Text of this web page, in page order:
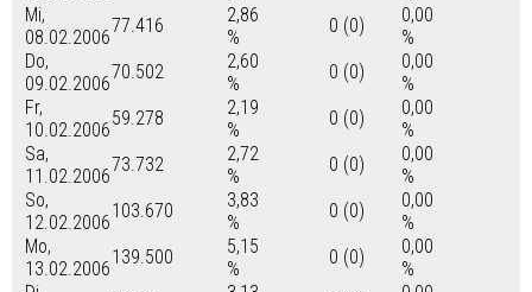
Mi,
08.02.2006
77.416
2,86
%
0 (0)
0,00
%
Do,
09.02.2006
70.502
2,60
%
0 (0)
0,00
%
Fr,
10.02.2006
59.278
2,19
%
0 (0)
0,00
%
Sa,
11.02.2006
73.732
2,72
%
0 (0)
0,00
%
So,
12.02.2006
103.670
3,83
%
0 (0)
0,00
%
Mo,
13.02.2006
139.500
5,15
%
0 (0)
0,00
%